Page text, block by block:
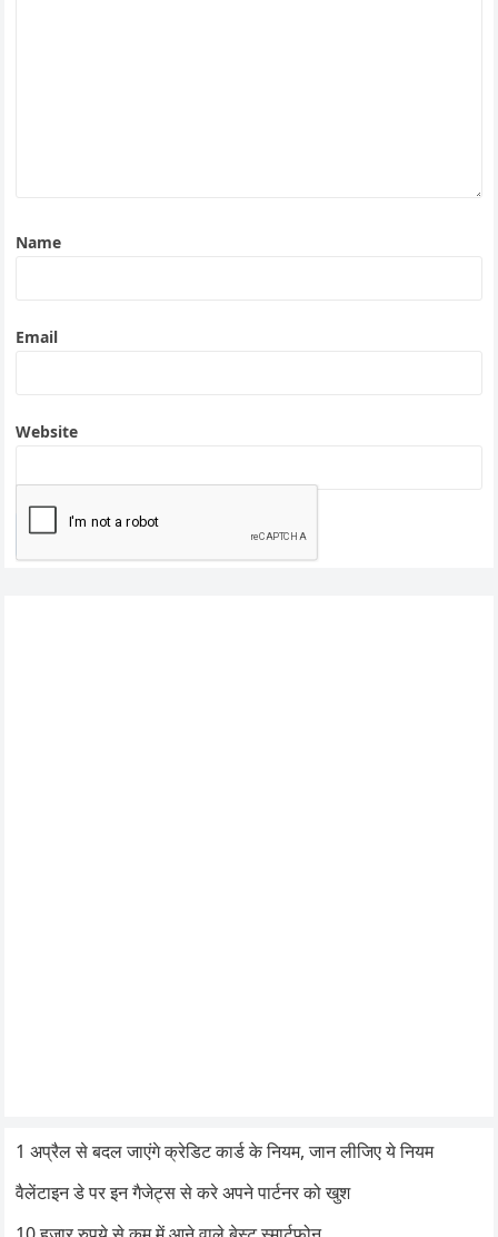
Name
Email
Website
1 अप्रैल से बदल जाएंगे क्रेडिट कार्ड के नियम, जान लीजिए ये नियम
वैलेंटाइन डे पर इन गैजेट्स से करे अपने पार्टनर को खुश